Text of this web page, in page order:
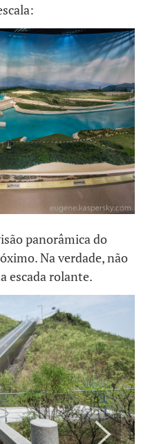
panorâmica do
Na verdade, não
escada rolante.